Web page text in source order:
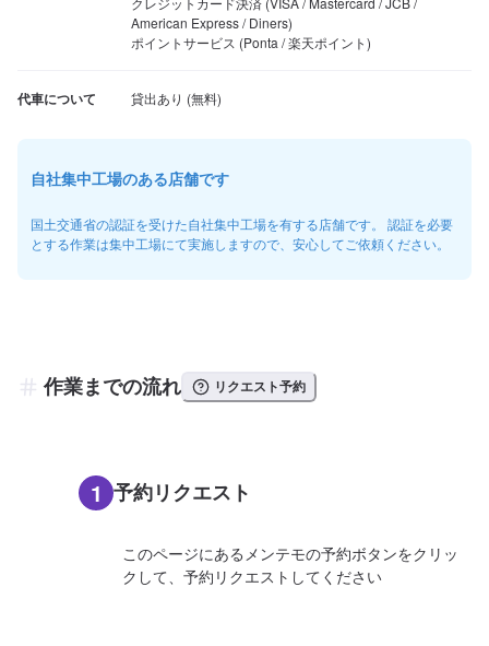
American Express / Diners)
ポイントサービス (Ponta / 楽天ポイント)
代車について
自社集中工場のある店舗です
国土交通省の認証を受けた自社集中工場を有する店舗です。 認証を必要
とする作業は集中工場にて実施しますので、安心してご依頼ください。
作業までの流れ リクエスト予約
1 予約リクエスト
このページにあるメンテモの予約ボタンをクリッ
クして、予約リクエストしてください